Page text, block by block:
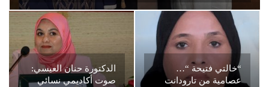
“خالتي فتيحة “…
عصامية من تارودانت
الدكتورة حنان العيسي:
صوت أكاديمي نسائي